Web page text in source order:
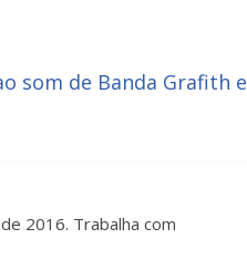
som de Banda Grafith e
2016. Trabalha com